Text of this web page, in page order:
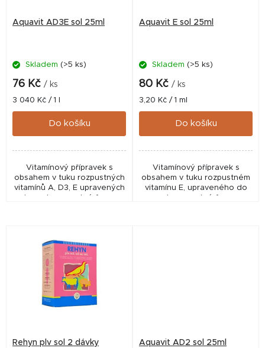
Aquavit AD3E sol 25ml
Skladem (>5 ks)
76 Kč / ks
Měrná
cena:
3 040 Kč / 1 l
Do košíku
Vitamínový přípravek s
obsahem v tuku rozpustných
vitamínů A, D3, E upravených
do vodorozpustné formy.
Aquavit E sol 25ml
Skladem (>5 ks)
80 Kč / ks
Měrná
cena:
3,20 Kč / 1 ml
Do košíku
Vitamínový přípravek s
obsahem v tuku rozpustném
vitamínu E, upraveného do
vodorozpustné formy.
Rehyn plv sol 2 dávky Aquavit AD2 sol 25ml